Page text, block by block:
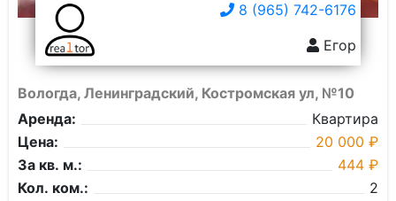
8 (965) 742-6176
Егор
Вологда, Ленинградский, Костромская ул, №10
Аренда:
Квартира
Цена:
20 000 ₽
За кв. м.:
444 ₽
Кол. ком.:
2